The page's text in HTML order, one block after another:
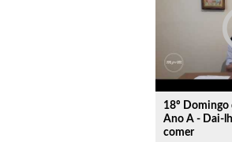
18º
Ano A - Dai-
comer